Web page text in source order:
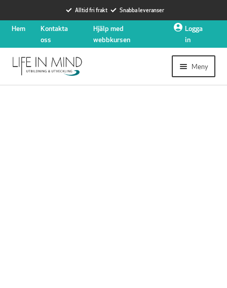
Alltid fri frakt Snabba leveranser
Hoppa
Hoppa
Hem
Kontakta
oss
Hjälp med
webbkursen
Logga
in
Meny